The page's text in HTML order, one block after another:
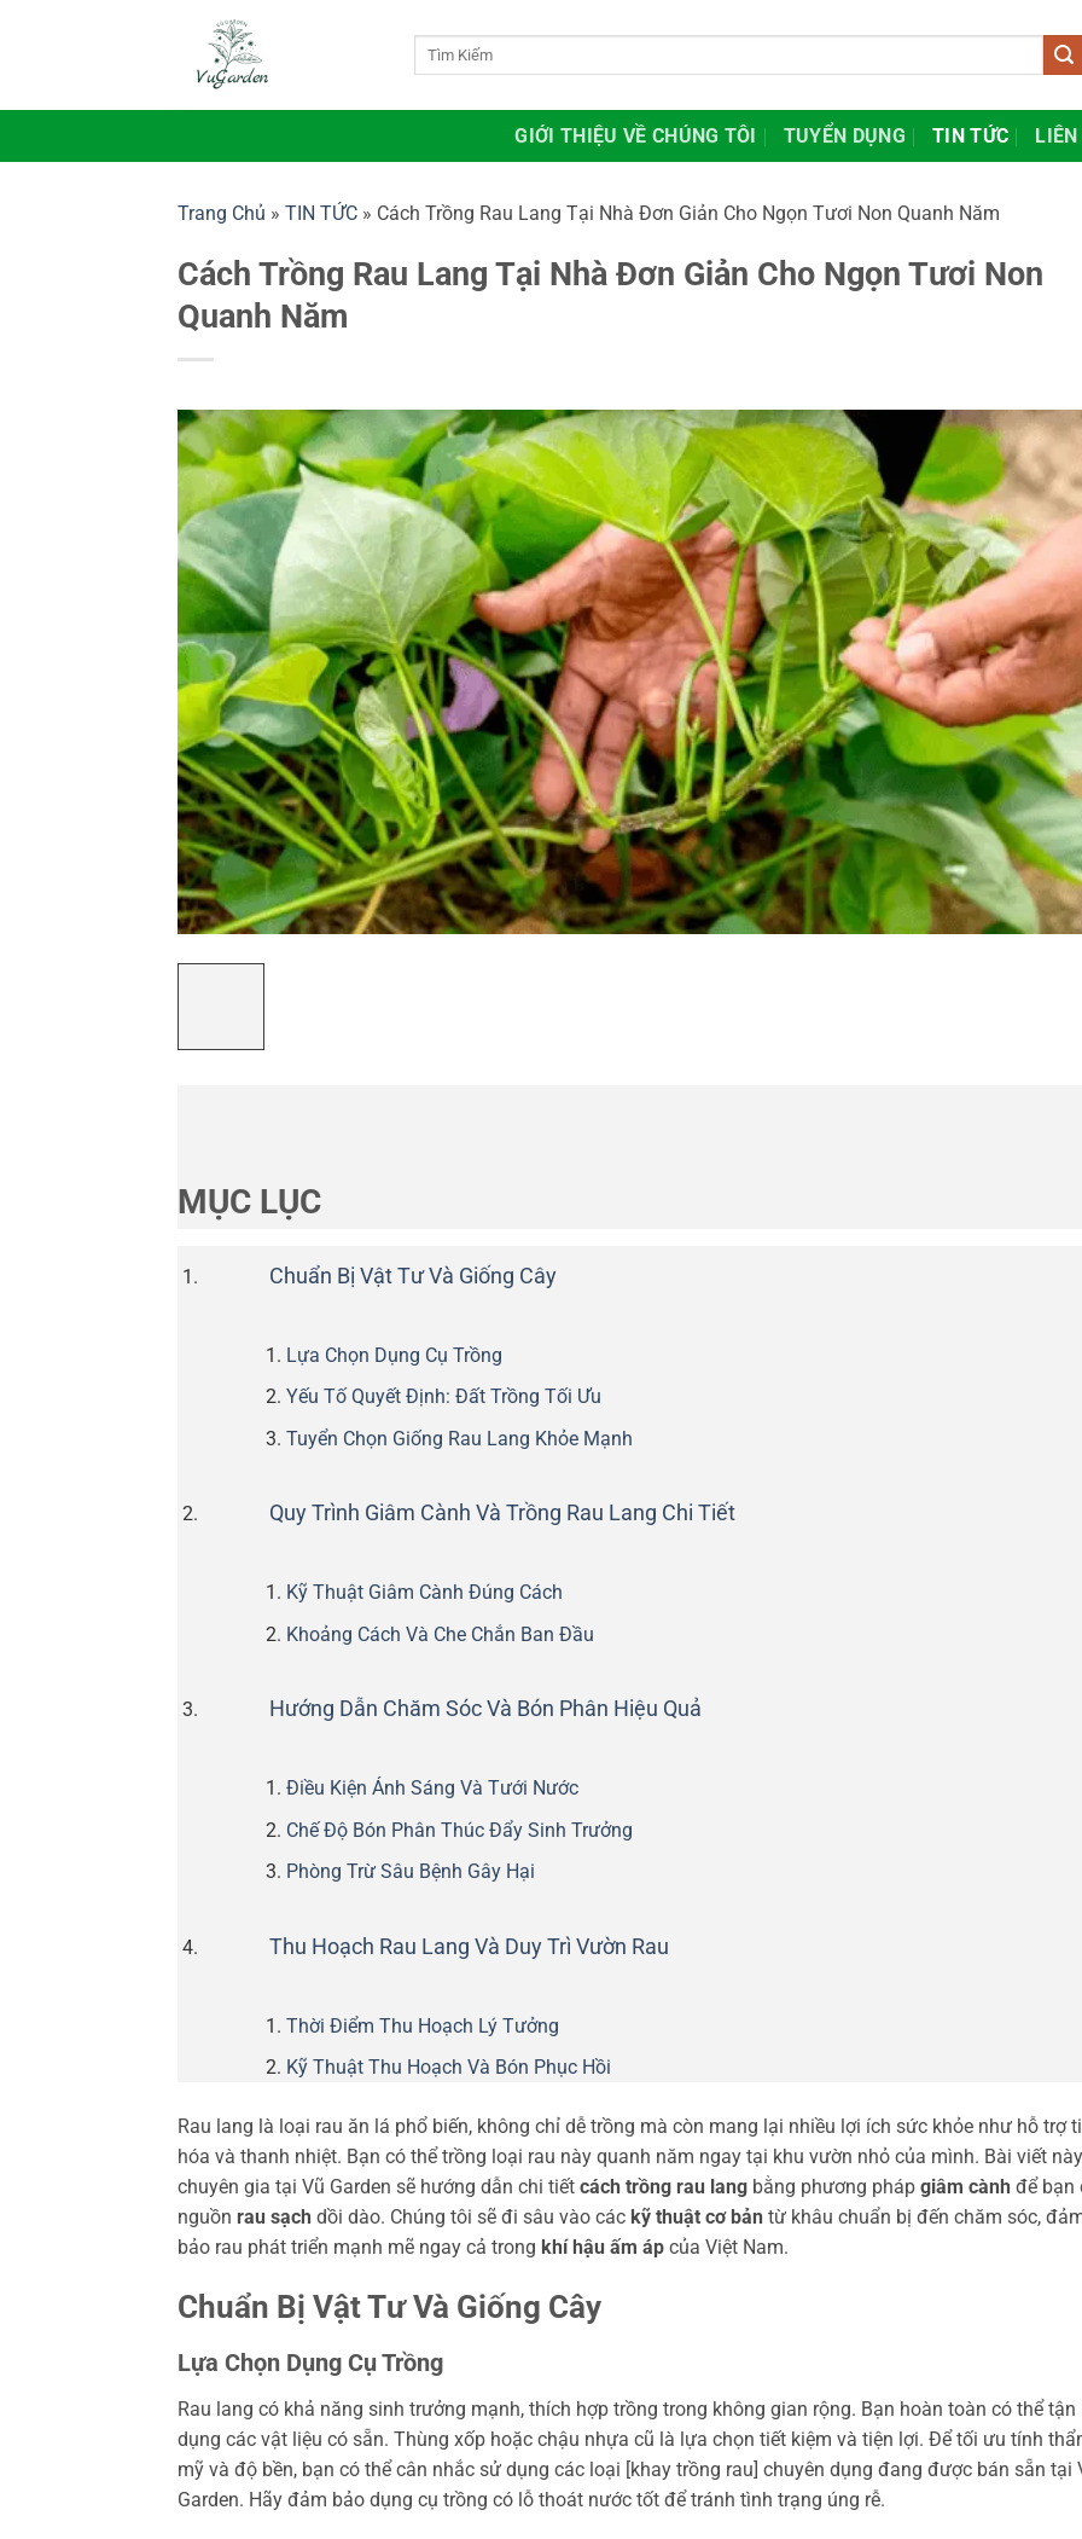
dung
GIỚI THIỆU VỀ CHÚNG TÔI TUYỂN DỤNG TIN TỨC LIÊN
Trang Chủ » TIN TỨC » Cách Trồng Rau Lang Tại Nhà Đơn Giản Cho Ngọn Tươi Non Quanh Năm
Cách Trồng Rau Lang Tại Nhà Đơn Giản Cho Ngọn Tươi Non
Quanh Năm
MỤC LỤC
Chuẩn Bị Vật Tư Và Giống Cây
Lựa Chọn Dụng Cụ Trồng
Yếu Tố Quyết Định: Đất Trồng Tối Ưu
Tuyển Chọn Giống Rau Lang Khỏe Mạnh
Quy Trình Giâm Cành Và Trồng Rau Lang Chi Tiết
Kỹ Thuật Giâm Cành Đúng Cách
Khoảng Cách Và Che Chắn Ban Đầu
Hướng Dẫn Chăm Sóc Và Bón Phân Hiệu Quả
Điều Kiện Ánh Sáng Và Tưới Nước
Chế Độ Bón Phân Thúc Đẩy Sinh Trưởng
Phòng Trừ Sâu Bệnh Gây Hại
Thu Hoạch Rau Lang Và Duy Trì Vườn Rau
Thời Điểm Thu Hoạch Lý Tưởng
Kỹ Thuật Thu Hoạch Và Bón Phục Hồi
Rau lang là loại rau ăn lá phổ biến, không chỉ dễ trồng mà còn mang lại nhiều lợi ích sức khỏe như hỗ trợ
hóa và thanh nhiệt. Bạn có thể trồng loại rau này quanh năm ngay tại khu vườn nhỏ của mình. Bài viết
chuyên gia tại Vũ Garden sẽ hướng dẫn chi tiết cách trồng rau lang bằng phương pháp giâm cành để bạn
nguồn rau sạch dồi dào. Chúng tôi sẽ đi sâu vào các kỹ thuật cơ bản từ khâu chuẩn bị đến chăm sóc,
bảo rau phát triển mạnh mẽ ngay cả trong khí hậu ấm áp của Việt Nam.
Chuẩn Bị Vật Tư Và Giống Cây
Lựa Chọn Dụng Cụ Trồng
Rau lang có khả năng sinh trưởng mạnh, thích hợp trồng trong không gian rộng. Bạn hoàn toàn có thể tận
dụng các vật liệu có sẵn. Thùng xốp hoặc chậu nhựa cũ là lựa chọn tiết kiệm và tiện lợi. Để tối ưu tính
mỹ và độ bền, bạn có thể cân nhắc sử dụng các loại [khay trồng rau] chuyên dụng đang được bán sẵn tại
Garden. Hãy đảm bảo dụng cụ trồng có lỗ thoát nước tốt để tránh tình trạng úng rễ.